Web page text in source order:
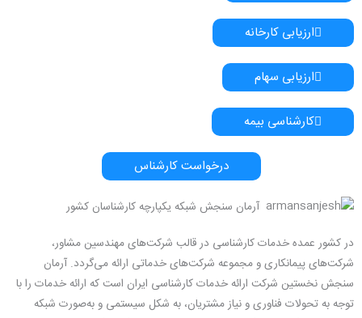
ارزیابی کارخانه
ارزیابی سهام
کارشناسی بیمه
درخواست کارشناس
آرمان سنجش شبکه یکپارچه کارشناسان کشور
در کشور عمده خدمات کارشناسی در قالب شرکت‌های مهندسین مشاور،
شرکت‌های پیمانکاری و مجموعه شرکت‌های خدماتی ارائه می‌گردد. آرمان
سنجش نخستین شرکت ارائه خدمات کارشناسی ایران است که ارائه خدمات را با
توجه به تحولات فناوری و نیاز مشتریان، به شکل سیستمی و به‌صورت شبکه